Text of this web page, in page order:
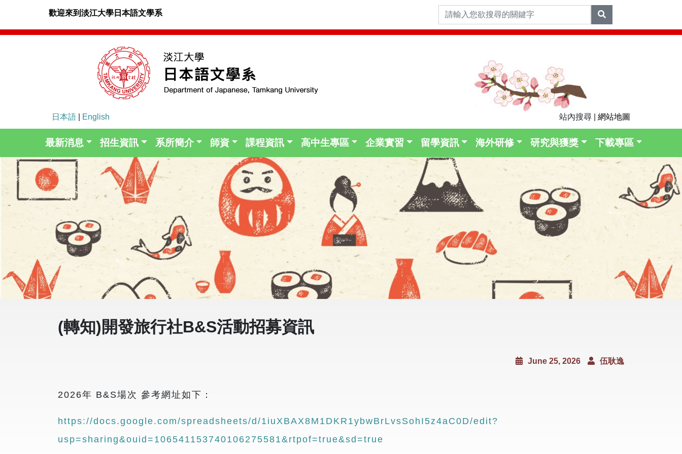
歡迎來到淡江大學日本語文學系
日本語 English 站內搜尋 | 網站地圖
最新消息 招生資訊 系所簡介 師資 課程資訊 高中生專區 企業實習 留學資訊 海外研修 研究與獲獎 下載專區
(轉知)開發旅行社B&S活動招募資訊
June 25, 2026 伍耿逸
2026年 B&S場次 參考網址如下：
https://docs.google.com/spreadsheets/d/1iuXBAX8M1DKR1ybwBrLvsSohI5z4aC0D/edit?
usp=sharing&ouid=106541153740106275581&rtpof=true&sd=true